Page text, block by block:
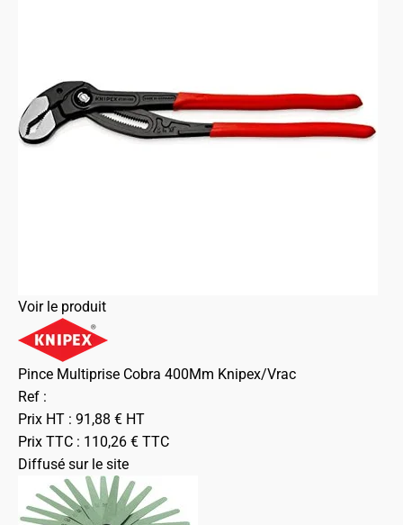
Voir le produit
Pince Multiprise Cobra 400Mm Knipex/Vrac
Ref :
Prix HT : 91,88 € HT
Prix TTC : 110,26 € TTC
Diffusé sur le site